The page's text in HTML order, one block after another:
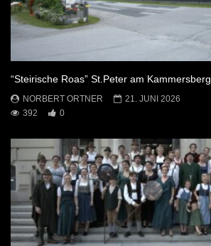
“Steirische Roas” St.Peter am Kammersberg
NORBERT ORTNER
21. JUNI 2026
392
0